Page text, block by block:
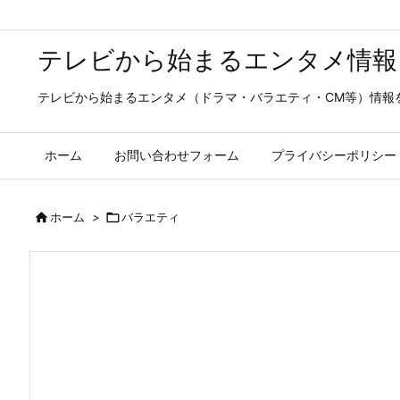
テレビから始まるエンタメ情報
テレビから始まるエンタメ（ドラマ・バラエティ・CM等）情報
ホーム お問い合わせフォーム プライバシーポリシー
ホーム > バラエティ